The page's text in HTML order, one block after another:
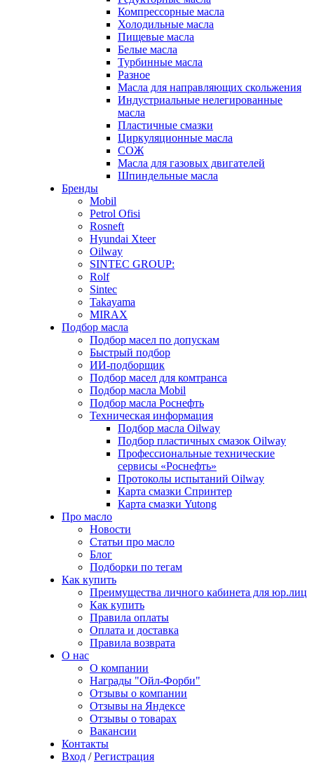
Компрессорные масла
Холодильные масла
Пищевые масла
Белые масла
Турбинные масла
Разное
Масла для направляющих скольжения
Индустриальные нелегированные
масла
Пластичные смазки
Циркуляционные масла
СОЖ
Масла для газовых двигателей
Шпиндельные масла
Бренды
Mobil
Petrol Ofisi
Rosneft
Hyundai Xteer
Oilway
SINTEC GROUP:
Rolf
Sintec
Takayama
MIRAX
Подбор масла
Подбор масел по допускам
Быстрый подбор
ИИ-подборщик
Подбор масел для комтранса
Подбор масла Mobil
Подбор масла Роснефть
Техническая информация
Подбор масла Oilway
Подбор пластичных смазок Oilway
Профессиональные технические
сервисы «Роснефть»
Протоколы испытаний Oilway
Карта смазки Спринтер
Карта смазки Yutong
Про масло
Новости
Статьи про масло
Блог
Подборки по тегам
Как купить
Преимущества личного кабинета для юр.лиц
Как купить
Правила оплаты
Оплата и доставка
Правила возврата
О нас
О компании
Награды "Ойл-Форби"
Отзывы о компании
Отзывы на Яндексе
Отзывы о товарах
Вакансии
Контакты
Вход / Регистрация